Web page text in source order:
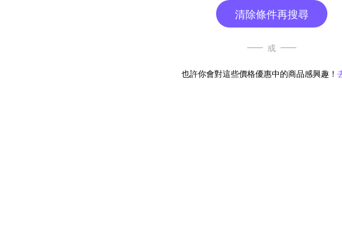
清除條件再搜尋
或
也許你會對這些價格優惠中的商品感興趣！